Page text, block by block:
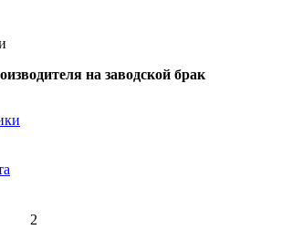
на заводской брак
2